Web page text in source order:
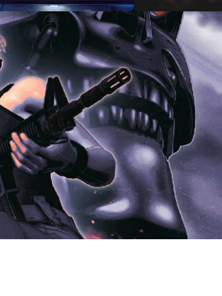
si ho neměli nechat ujít.